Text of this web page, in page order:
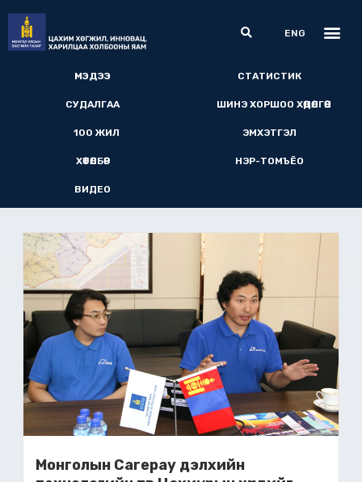
content
Search
ENG
МЭДЭЭ​ СТАТИСТИК
СУДАЛГАА ШИНЭ ХОРШОО ХӨДӨЛГӨӨН
100 ЖИЛ ЭМХЭТГЭЛ
ХӨТӨЛБӨР НЭР-ТОМЪЁО
ВИДЕО
Монголын Carepay дэлхийн